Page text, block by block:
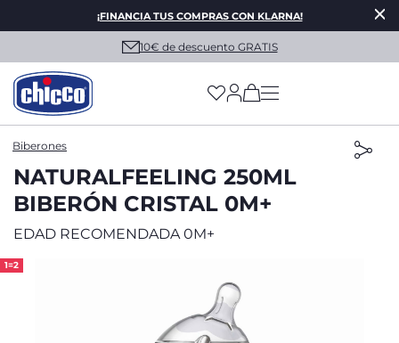
¡FINANCIA TUS COMPRAS CON KLARNA!
10€ de descuento GRATIS
(has more options
Biberones
NATURALFEELING 250ML
BIBERÓN CRISTAL 0M+
EDAD RECOMENDADA 0M+
1=2